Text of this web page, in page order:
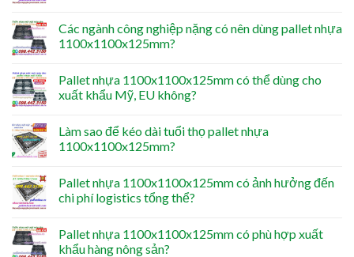
Các ngành công nghiệp nặng có nên dùng pallet nhựa
1100x1100x125mm?
Pallet nhựa 1100x1100x125mm có thể dùng cho
xuất khẩu Mỹ, EU không?
Làm sao để kéo dài tuổi thọ pallet nhựa
1100x1100x125mm?
Pallet nhựa 1100x1100x125mm có ảnh hưởng đến
chi phí logistics tổng thể?
Pallet nhựa 1100x1100x125mm có phù hợp xuất
khẩu hàng nông sản?